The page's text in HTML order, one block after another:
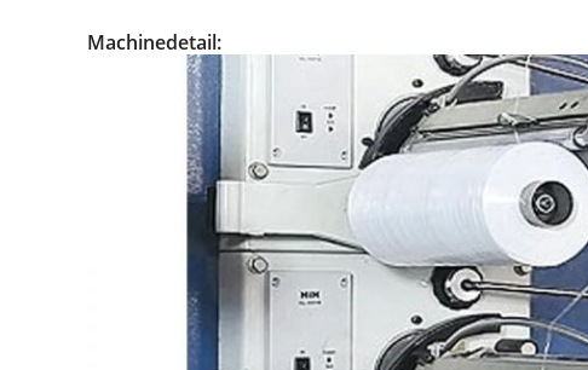
Machinedetail: